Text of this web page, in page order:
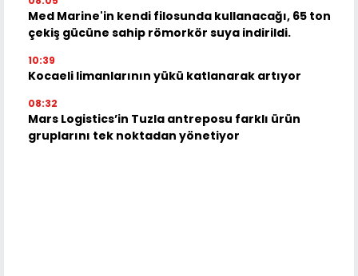
Med Marine'in kendi filosunda kullanacağı, 65 ton
çekiş gücüne sahip römorkör suya indirildi.
10:39
Kocaeli limanlarının yükü katlanarak artıyor
08:32
Mars Logistics’in Tuzla antreposu farklı ürün
gruplarını tek noktadan yönetiyor